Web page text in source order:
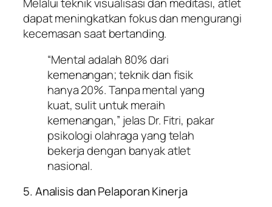
dapat meningkatkan fokus dan mengurangi
kecemasan saat bertanding.
“Mental adalah 80% dari
kemenangan; teknik dan fisik
hanya 20%. Tanpa mental yang
kuat, sulit untuk meraih
kemenangan,” jelas Dr. Fitri, pakar
psikologi olahraga yang telah
bekerja dengan banyak atlet
nasional.
5. Analisis dan Pelaporan Kinerja